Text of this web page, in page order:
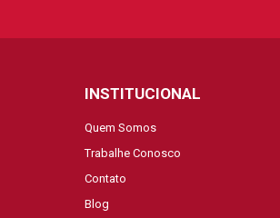
INSTITUCIONAL
Quem Somos
Trabalhe Conosco
Contato
Blog